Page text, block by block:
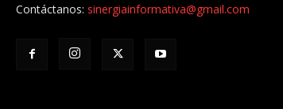
Contáctanos: sinergiainformativa@gmail.com